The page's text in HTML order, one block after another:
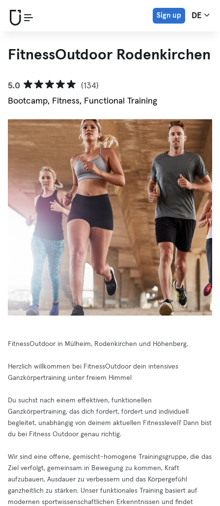
Sign up DE
FitnessOutdoor Rodenkirchen
5.0
(134)
Bootcamp, Fitness, Functional Training
FitnessOutdoor in Mülheim, Rodenkirchen und Höhenberg.
Herzlich willkommen bei FitnessOutdoor dein intensives
Ganzkörpertraining unter freiem Himmel
Du suchst nach einem effektiven, funktionellen
Ganzkörpertraining, das dich fordert, fördert und individuell
begleitet, unabhängig von deinem aktuellen Fitnesslevel? Dann bist
du bei Fitness Outdoor genau richtig.
Wir sind eine offene, gemischt-homogene Trainingsgruppe, die das
Ziel verfolgt, gemeinsam in Bewegung zu kommen, Kraft
aufzubauen, Ausdauer zu verbessern und das Körpergefühl
ganzheitlich zu stärken. Unser funktionales Training basiert auf
modernen sportwissenschaftlichen Erkenntnissen und findet